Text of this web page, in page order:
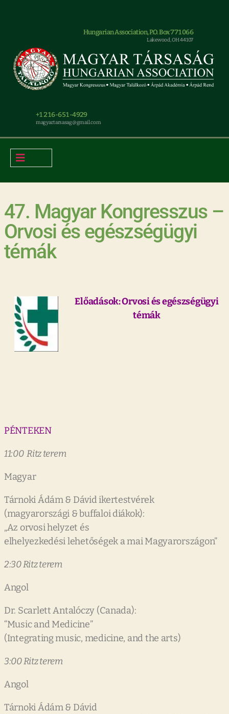
Hungarian Association, P.O. Box 771066
Lakewood, OH 44107
+1 216-651-4929
magyar.tarsasag@gmail.com
47. Magyar Kongresszus –
Orvosi és egészségügyi
témák
Előadások: Orvosi és egészségügyi
témák
PÉNTEKEN
11:00 Ritz terem
Magyar
Tárnoki Ádám & Dávid ikertestvérek
(magyarországi & buffaloi diákok):
„Az orvosi helyzet és
elhelyezkedési lehetőségek a mai Magyarországon”
2:30 Ritz terem
Angol
Dr. Scarlett Antalóczy (Canada):
“Music and Medicine”
(Integrating music, medicine, and the arts)
3:00 Ritz terem
Angol
Tárnoki Ádám & Dávid